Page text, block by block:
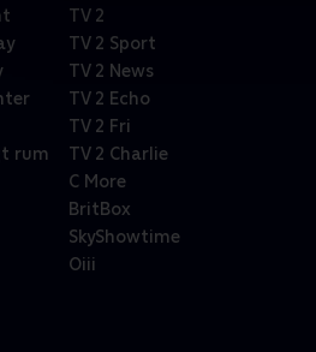
rum
TV 2
TV 2 Sport
TV 2 News
TV 2 Echo
TV 2 Fri
TV 2 Charlie
C More
BritBox
SkyShowtime
Oiii